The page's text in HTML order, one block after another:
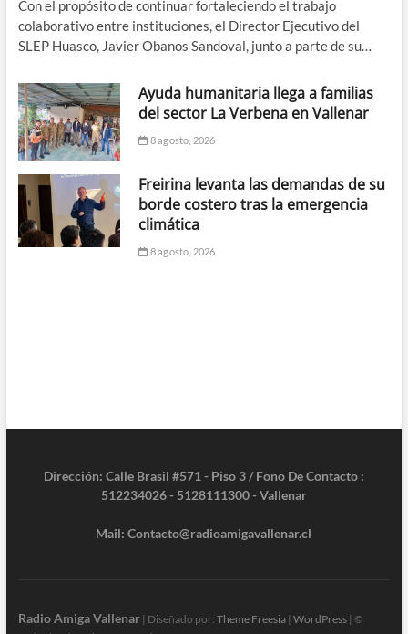
Con el propósito de continuar fortaleciendo el trabajo
colaborativo entre instituciones, el Director Ejecutivo del
SLEP Huasco, Javier Obanos Sandoval, junto a parte de su…
Ayuda humanitaria llega a familias
del sector La Verbena en Vallenar
8 agosto, 2026
Freirina levanta las demandas de su
borde costero tras la emergencia
climática
8 agosto, 2026
Dirección: Calle Brasil #571 - Piso 3 / Fono De Contacto :
512234026 - 5128111300 - Vallenar
Mail: Contacto@radioamigavallenar.cl
Radio Amiga Vallenar| Diseñado por: Theme Freesia| WordPress| ©